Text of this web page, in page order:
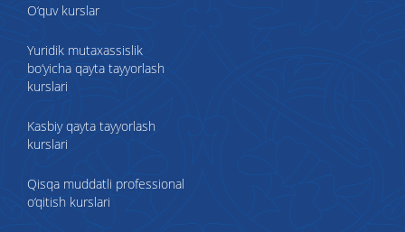
O‘quv kurslar
Yuridik mutaxassislik
bo‘yicha qayta tayyorlash
kurslari
Kasbiy qayta tayyorlash
kurslari
Qisqa muddatli professional
o‘qitish kurslari